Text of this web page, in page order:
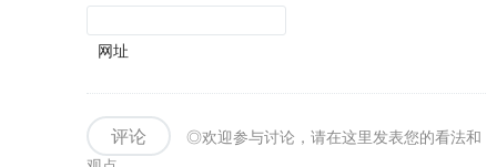
网址
评论
◎欢迎参与讨论，请在这里发表您的看法和